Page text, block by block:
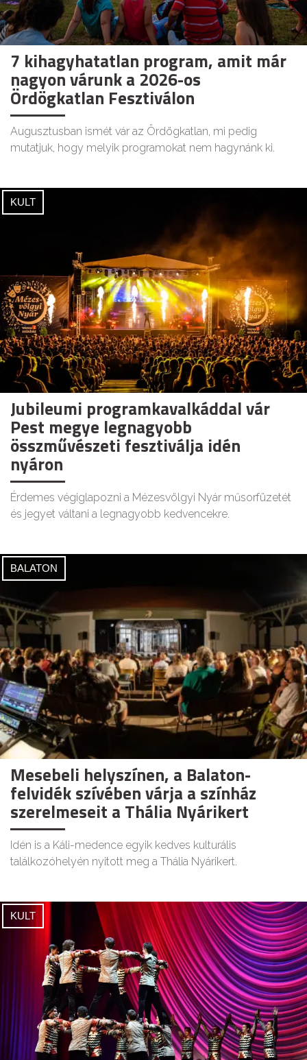
7 kihagyhatatlan program, amit már
nagyon várunk a 2026-os
Ördögkatlan Fesztiválon
Augusztusban ismét vár az Ördögkatlan, mi pedig
mutatjuk, hogy melyik programokat nem hagynánk ki.
KULT
Jubileumi programkavalkáddal vár
Pest megye legnagyobb
összművészeti fesztiválja idén
nyáron
Érdemes végiglapozni a Mézesvölgyi Nyár műsorfüzetét
és jegyet váltani a legnagyobb kedvencekre.
BALATON
Mesebeli helyszínen, a Balaton-
felvidék szívében várja a színház
szerelmeseit a Thália Nyárikert
Idén is a Káli-medence egyik kedves kulturális
találkozóhelyén nyitott meg a Thália Nyárikert.
KULT